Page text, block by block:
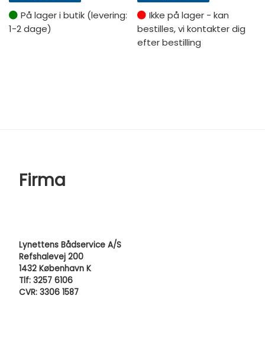
På lager i butik (levering:
1-2 dage)
Ikke på lager - kan
bestilles, vi kontakter dig
efter bestilling
Firma
Lynettens Bådservice A/S
Refshalevej 200
1432 København K
Tlf: 3257 6106
CVR: 3306 1587